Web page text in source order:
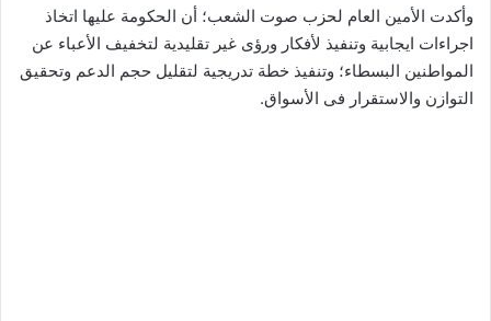
وأكدت الأمين العام لحزب صوت الشعب؛ أن الحكومة عليها اتخاذ
اجراءات ايجابية وتنفيذ لأفكار ورؤى غير تقليدية لتخفيف الأعباء عن
المواطنين البسطاء؛ وتنفيذ خطة تدريجية لتقليل حجم الدعم وتحقيق
التوازن والاستقرار فى الأسواق.